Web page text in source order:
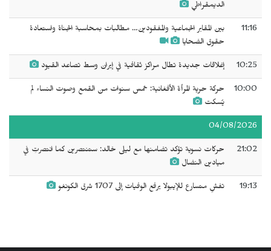
الديمقراطي
11:16
بين المقابر الجماعية والمفقودين… مطالبات بمحاسبة الجناة واستعادة
حقوق الضحايا
10:25 إغلاقات جديدة تطال مراكز ثقافية في إيران وسط تصاعد القيود
10:00
حركة حرية المرأة الأفغانية: خمس سنوات من القمع وصوت النساء لم
يُسكت
04/08/2026
21:02
حركات نسوية تؤكد تضامنها مع ليلى خالد: ستنتصرين كما انتصرتِ في
ميادين النضال
19:13 تفشٍ متسارع للإيبولا يرفع الوفيات إلى 1707 شرق الكونغو